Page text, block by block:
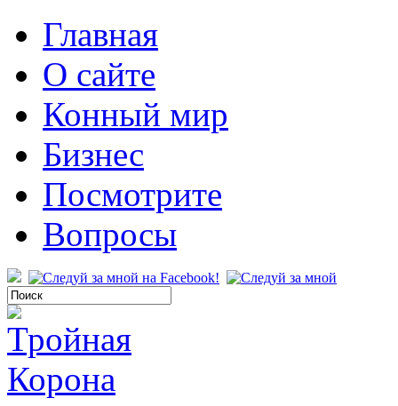
Главная
О сайте
Конный мир
Бизнес
Посмотрите
Вопросы